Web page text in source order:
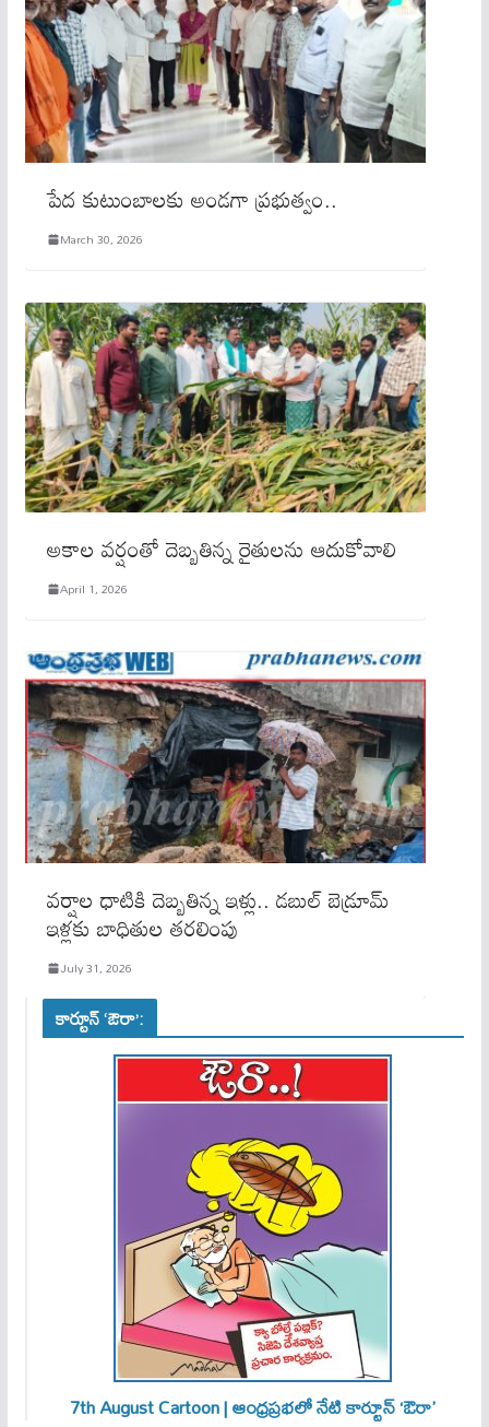
పేద కుటుంబాలకు అండగా ప్రభుత్వం..
March 30, 2026
అకాల వర్షంతో దెబ్బతిన్న రైతులను ఆదుకోవాలి
April 1, 2026
వర్షాల ధాటికి దెబ్బతిన్న ఇళ్లు.. డబుల్ బెడ్రూమ్
ఇళ్లకు బాధితుల తరలింపు
July 31, 2026
కార్టూన్ ‘ఔరా’:
7th August Cartoon | ఆంధ్రప్రభలో నేటి కార్టూన్ ‘ఔరా’